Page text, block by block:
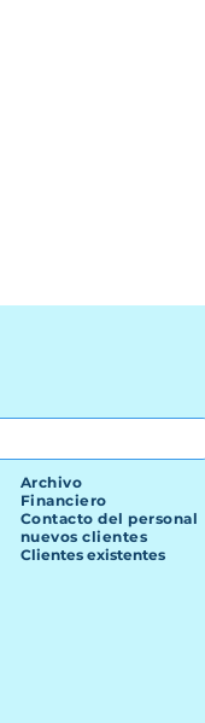
Archivo
Financiero
Contacto del personal
nuevos clientes
Clientes existentes